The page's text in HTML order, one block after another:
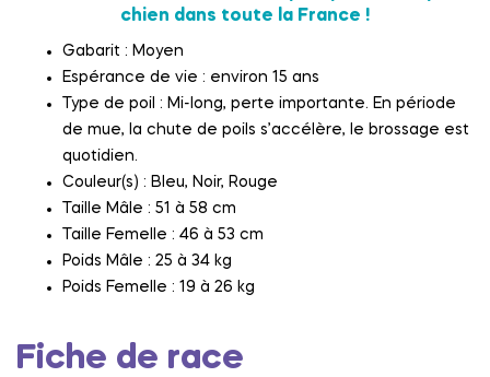
chien dans toute la France !
Gabarit : Moyen
Espérance de vie : environ 15 ans
Type de poil : Mi-long, perte importante. En période
de mue, la chute de poils s’accélère, le brossage est
quotidien.
Couleur(s) : Bleu, Noir, Rouge
Taille Mâle : 51 à 58 cm
Taille Femelle : 46 à 53 cm
Poids Mâle : 25 à 34 kg
Poids Femelle : 19 à 26 kg
Fiche de race